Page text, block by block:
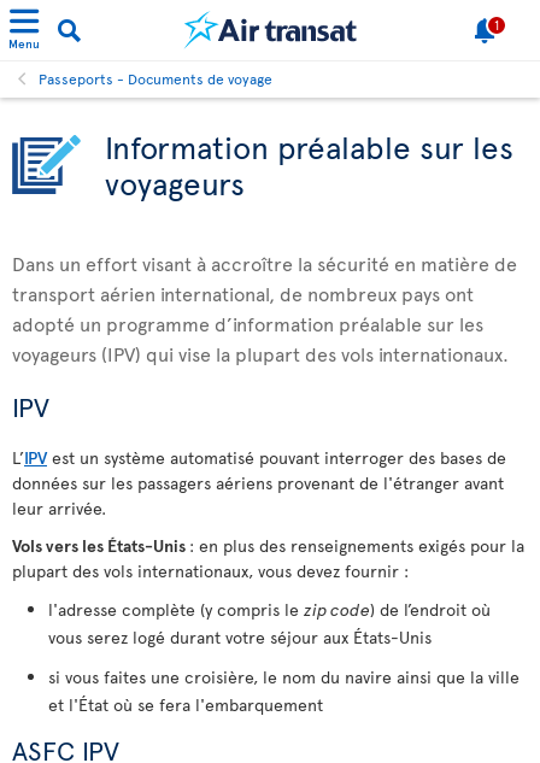
Menu
1
Passeports - Documents de voyage
Information préalable sur les
voyageurs
Dans un effort visant à accroître la sécurité en matière de
transport aérien international, de nombreux pays ont
adopté un programme d’information préalable sur les
voyageurs (IPV) qui vise la plupart des vols internationaux.
IPV
L’IPVest un système automatisé pouvant interroger des bases de
données sur les passagers aériens provenant de l'étranger avant
leur arrivée.
Vols vers les États-Unis : en plus des renseignements exigés pour la
plupart des vols internationaux, vous devez fournir :
l'adresse complète (y compris le zip code) de l’endroit où
vous serez logé durant votre séjour aux États-Unis
si vous faites une croisière, le nom du navire ainsi que la ville
et l'État où se fera l'embarquement
ASFC IPV